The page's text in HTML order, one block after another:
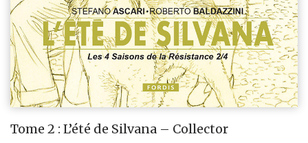
Tome 2 : L’été de Silvana – Collector